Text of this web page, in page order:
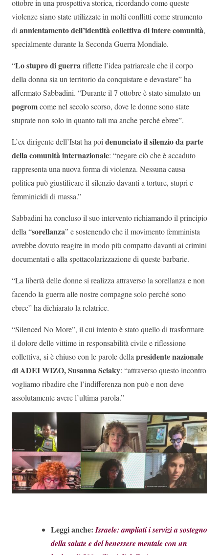
ottobre in una prospettiva storica, ricordando come queste
violenze siano state utilizzate in molti conflitti come strumento
diannientamento dell’identità collettiva di intere comunità,
specialmente durante la Seconda Guerra Mondiale.
“Lo stupro di guerrariflette l’idea patriarcale che il corpo
della donna sia un territorio da conquistare e devastare” ha
affermato Sabbadini. “Durante il 7 ottobre è stato simulato un
pogromcome nel secolo scorso, dove le donne sono state
stuprate non solo in quanto tali ma anche perché ebree”.
L’ex dirigente dell’Istat ha poidenunciato il silenzio da parte
della comunità internazionale: “negare ciò che è accaduto
rappresenta una nuova forma di violenza. Nessuna causa
politica può giustificare il silenzio davanti a torture, stupri e
femminicidi di massa.”
Sabbadini ha concluso il suo intervento richiamando il principio
della “sorellanza” e sostenendo che il movimento femminista
avrebbe dovuto reagire in modo più compatto davanti ai crimini
documentati e alla spettacolarizzazione di queste barbarie.
“La libertà delle donne si realizza attraverso la sorellanza e non
facendo la guerra alle nostre compagne solo perché sono
ebree” ha dichiarato la relatrice.
“Silenced No More”, il cui intento è stato quello di trasformare
il dolore delle vittime in responsabilità civile e riflessione
collettiva, si è chiuso con le parole dellapresidente nazionale
di ADEI WIZO, Susanna Sciaky: “attraverso questo incontro
vogliamo ribadire che l’indifferenza non può e non deve
assolutamente avere l’ultima parola.”
Leggi anche:Israele: ampliati i servizi a sostegno
della salute e del benessere mentale con un